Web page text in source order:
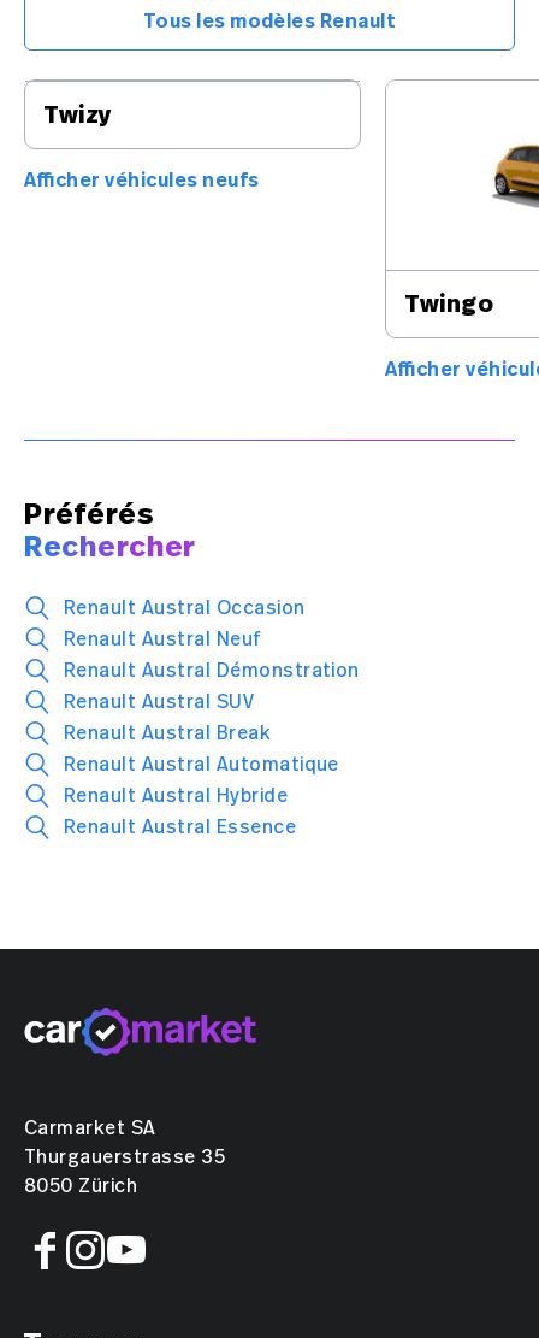
Tous les modèles Renault
Twizy
Afficher véhicules neufs
Twingo
Afficher
Préférés
Rechercher
Renault Austral Occasion
Renault Austral Neuf
Renault Austral Démonstration
Renault Austral SUV
Renault Austral Break
Renault Austral Automatique
Renault Austral Hybride
Renault Austral Essence
Carmarket SA
Thurgauerstrasse 35
8050 Zürich